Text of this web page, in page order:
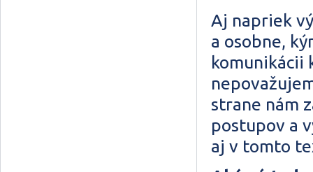
Aj napriek
a osobne,
komunikácii
strane nám
postupov a
aj v tomto